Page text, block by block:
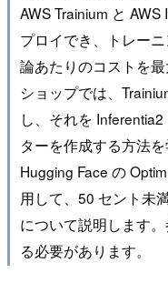
AWS Trainium と
プロイでき、トレー
論あたりのコストを
ショップでは、
し、それを
ターを作成する方法
Hugging Face の
用して、50 セント未
について説明します
る必要があります。